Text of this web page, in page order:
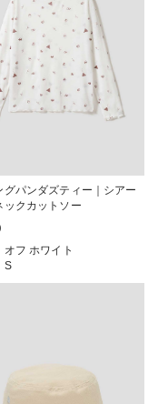
グパンダズティー｜シアー
ックカットソー
オフ ホワイト
S